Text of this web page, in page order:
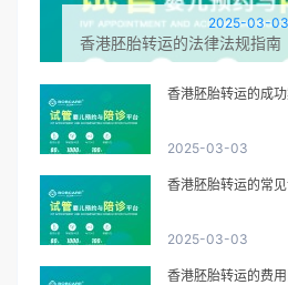
2025-03-03
香港胚胎转运的法律法规指南
香港胚胎转运的成
2025-03-03
香港胚胎转运的常
2025-03-03
香港胚胎转运的费